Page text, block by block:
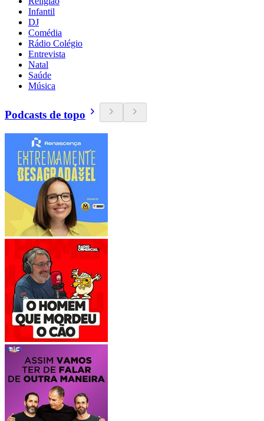
Infantil
DJ
Comédia
Rádio Colégio
Entrevista
Natal
Saúde
Música
Podcasts de topo